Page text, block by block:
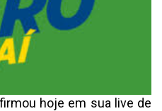
hoje em sua live de